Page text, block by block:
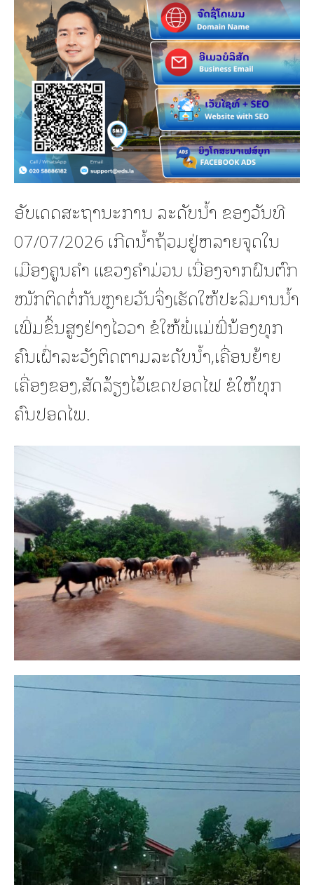
ອັບເດດສະຖານະການ ລະດັບນ້ຳ ຂອງວັນທີ
07/07/2026 ເກີດນ້ຳຖ້ວມຢູ່ຫລາຍຈຸດໃນ
ເມືອງຄູນຄຳ ແຂວງຄຳມ່ວນ ເນື່ອງຈາກຝົນຕົກ
ໜັກຕິດຕໍ່ກັນຫຼາຍວັນຈຶ່ງເຮັດໃຫ້ປະລິມານນ້ຳ
ເພີ່ມຂຶ້ນສູງຢ່າງໄວວາ ຂໍໃຫ້ພໍ່ແມ່ພີ່ນ້ອງທຸກ
ຄົນເຝົ່າລະວັງຕິດຕາມລະດັບນ້ຳ,ເຄື່ອນຍ້າຍ
ເຄື່ອງຂອງ,ສັດລ້ຽງໄວ້ເຂດປອດໄຟ ຂໍໃຫ້ທຸກ
ຄົນປອດໄພ.